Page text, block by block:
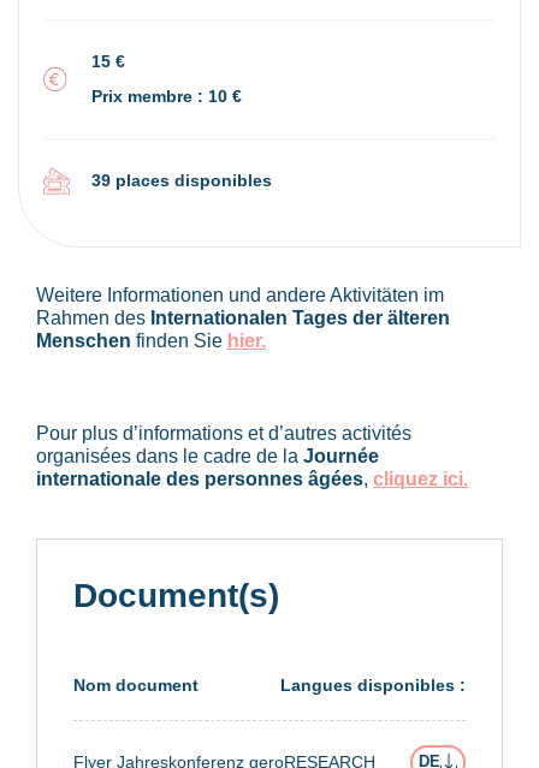
15 €
Prix membre : 10 €
39 places disponibles
Weitere Informationen und andere Aktivitäten im
Rahmen des Internationalen Tages der älteren
Menschen finden Sie hier.
Pour plus d’informations et d’autres activités
organisées dans le cadre de la Journée
internationale des personnes âgées cliquez ici.
Document(s)
Nom document Langues disponibles :
Flyer Jahreskonferenz geroRESEARCH DE